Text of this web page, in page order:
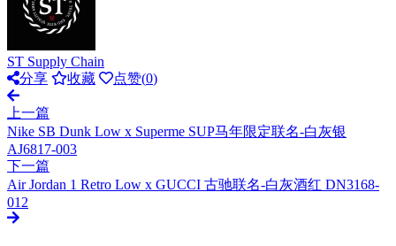
ST Supply Chain
分享
收藏 点赞(0)
上一篇
Nike SB Dunk Low x Superme SUP马年限定联名-白灰银
AJ6817-003
下一篇
Air Jordan 1 Retro Low x GUCCI 古驰联名-白灰酒红 DN3168-
012